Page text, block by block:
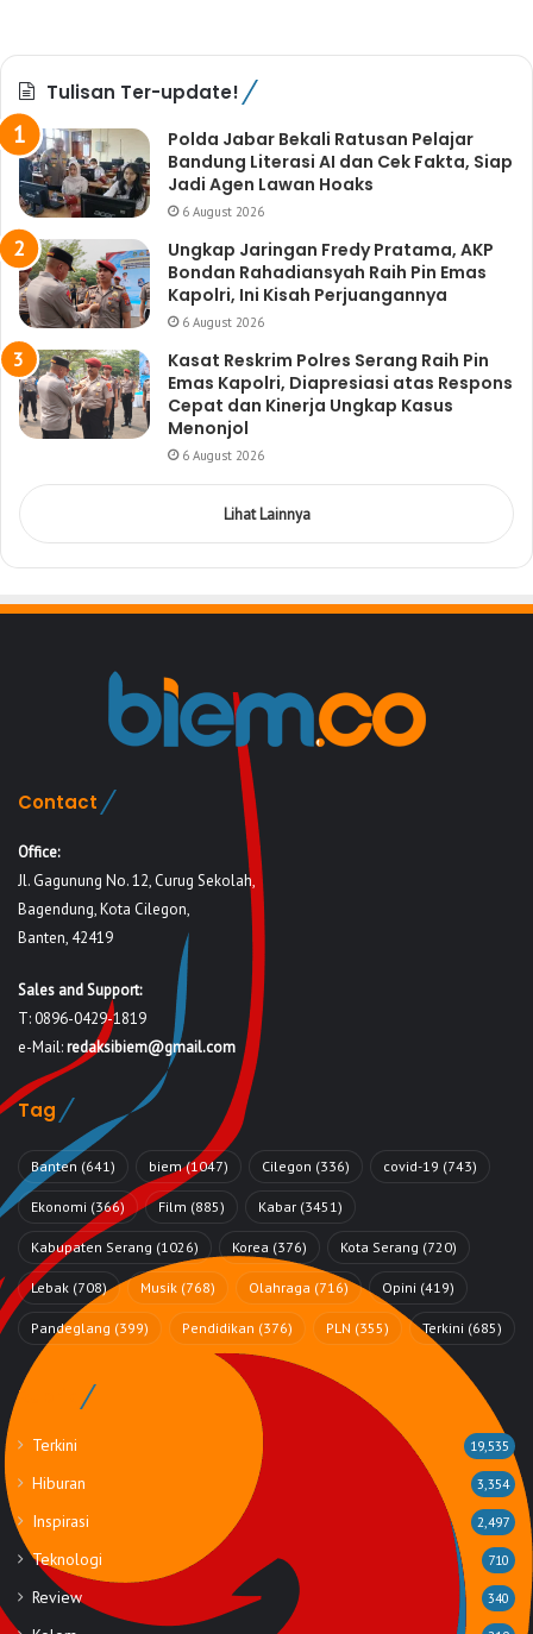
Tulisan Ter-update!
Polda Jabar Bekali Ratusan Pelajar
Bandung Literasi AI dan Cek Fakta, Siap
Jadi Agen Lawan Hoaks
6 August 2026
Ungkap Jaringan Fredy Pratama, AKP
Bondan Rahadiansyah Raih Pin Emas
Kapolri, Ini Kisah Perjuangannya
6 August 2026
Kasat Reskrim Polres Serang Raih Pin
Emas Kapolri, Diapresiasi atas Respons
Cepat dan Kinerja Ungkap Kasus
Menonjol
6 August 2026
Lihat Lainnya
Contact
Office:
Jl. Gagunung No. 12, Curug Sekolah,
Bagendung, Kota Cilegon,
Banten, 42419
Sales and Support:
T: 0896-0429-1819
e-Mail:redaksibiem@gmail.com
Tag
Banten (641) biem(1047) Cilegon (336) covid-19 (743)
Ekonomi (366) Film (885) Kabar (3451)
Kabupaten Serang (1026) Korea (376) Kota Serang (720)
Lebak (708) Musik (768) Olahraga (716) Opini (419)
Pandeglang (399) Pendidikan (376) PLN (355) Terkini (685)
Rubrik
Terkini 19,535
Hiburan 3,354
Inspirasi 2,497
Teknologi 710
Review 340